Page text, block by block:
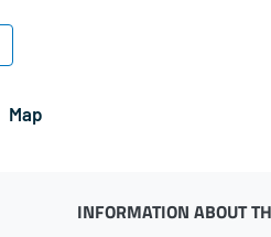
Map
INFORMATION ABOUT